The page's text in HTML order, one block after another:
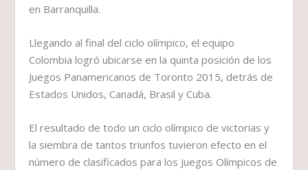
en Barranquilla.
Llegando al final del ciclo olímpico, el equipo
Colombia logró ubicarse en la quinta posición de los
Juegos Panamericanos de Toronto 2015, detrás de
Estados Unidos, Canadá, Brasil y Cuba.
El resultado de todo un ciclo olímpico de victorias y
la siembra de tantos triunfos tuvieron efecto en el
número de clasificados para los Juegos Olímpicos de